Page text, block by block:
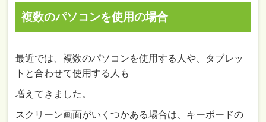
複数のパソコンを使用の場合
最近では、複数のパソコンを使用する人や、タブレッ
トと合わせて使用する人も
増えてきました。
スクリーン画面がいくつかある場合は、キーボードの